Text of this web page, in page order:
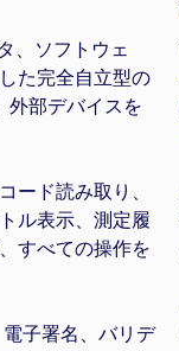
、ソフトウェ
た完全自立型の
外部デバイスを
ード読み取り、
ル表示、測定履
すべての操作を
子署名、バリデ